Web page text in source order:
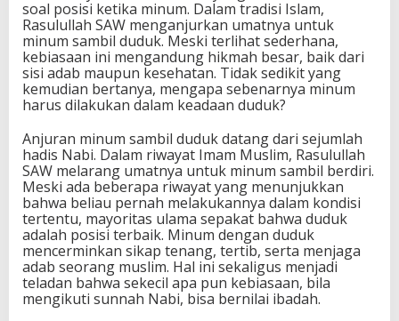
soal posisi ketika minum. Dalam tradisi Islam,
Rasulullah SAW menganjurkan umatnya untuk
minum sambil duduk. Meski terlihat sederhana,
kebiasaan ini mengandung hikmah besar, baik dari
sisi adab maupun kesehatan. Tidak sedikit yang
kemudian bertanya, mengapa sebenarnya minum
harus dilakukan dalam keadaan duduk?
Anjuran minum sambil duduk datang dari sejumlah
hadis Nabi. Dalam riwayat Imam Muslim, Rasulullah
SAW melarang umatnya untuk minum sambil berdiri.
Meski ada beberapa riwayat yang menunjukkan
bahwa beliau pernah melakukannya dalam kondisi
tertentu, mayoritas ulama sepakat bahwa duduk
adalah posisi terbaik. Minum dengan duduk
mencerminkan sikap tenang, tertib, serta menjaga
adab seorang muslim. Hal ini sekaligus menjadi
teladan bahwa sekecil apa pun kebiasaan, bila
mengikuti sunnah Nabi, bisa bernilai ibadah.